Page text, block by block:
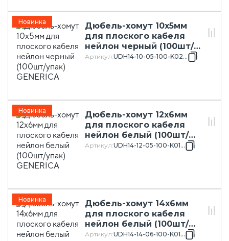
Дюбель-хомут 10х5мм
для плоского кабеля
нейлон черный (100шт/
упак) GENERICA
Артикул:UDH14-10-05-100-K02-G
Новинка
Дюбель-хомут 12х6мм
для плоского кабеля
нейлон белый (100шт/
упак) GENERICA
Артикул:UDH14-12-05-100-K01-G
Новинка
Дюбель-хомут 14х6мм
для плоского кабеля
нейлон белый (100шт/
упак) GENERICA
Артикул:UDH14-14-06-100-K01-G
Новинка